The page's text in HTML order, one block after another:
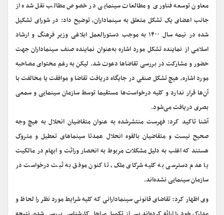
معاون توسعه فناوری و مطالعات سینمایی در خصوص مطالب نقل شده از
جانب اعضای یک تشکل متعلق به سینماداران، توضیح داد: در شورای تشکیل
شده در نیمه سال ۱۴۰۰ به موجب دستورالعمل ابلاغی وزیر فرهنگ و ارشاد
اسلامی از نماینده تشکل مورد اشاره به‌عنوان نماینده صنف سینماداران جهت
حضور و مشارکت در بررسی تقاضاها دعوت شد. لیکن به رغم محتوای مصاحبه
مورد اشاره، هیچ تشکل صنفی در جایگاه دریافت تقاضا و موافقت یا مخالفت با
آن‌ها قرار ندارد و کلیه درخواست‌ها مستقیما توسط سازمان سینمایی و سمعی
بصری دریافت می‌شود.
آشنا تاکید کرد: فهرست منتشرشده به عنوان متقاضیان انحلال به هیچ وجه
صحیح نیست و متقاضیان بالقوه انحلال عمدتا سینماهای تعطیل و متروک
هستند که اغلب به دلیل مشکلات مربوط به انحصار وراثت و ابهام در مالکیت
یا عدم دسترسی به کلیه شرکای ملک، تا کنون موفق به ثبت درخواست در
سازمان سینمایی نشده‌اند.
وی اظهار کرد: تقاضای قانونی سینمادارانی که کلیه شرایط مورد نظر را لحاظ و